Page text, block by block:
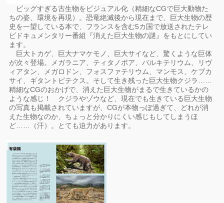
ビッグすぎる古生物をビジュアル化（精細なCGで巨大動物た
ちの姿、環境を再現）。恐竜絶滅後から現在まで、巨大生物の歴
史を一望している本で、フランスを含む5カ国で放送されたテレ
ビドキュメンタリー番組『消えた巨大生物の謎』をもとにしてい
ます。
巨大トカゲ、巨大ナマケモノ、巨大サイなど、驚くような巨体
が次々登場。メガラニア、ティタノボア、バルキテリウム、リヴ
ィアタン、メガロドン、フォスファテリウム、マンモス、ケブカ
サイ、ギタントピテクス。そして生き残った巨大生物クジラ……
精細なCGのおかげで、消えた巨大生物がまるで生きているかの
ような感じ！ クジラやゾウなど、現在でも生きている巨大生物
の写真も掲載されていますが、CGが本物っぽ過ぎて、どれが消
えた生物なのか、ちょっと分かりにくい感じもしてしまうほ
ど……（汗）。とても迫力があります。